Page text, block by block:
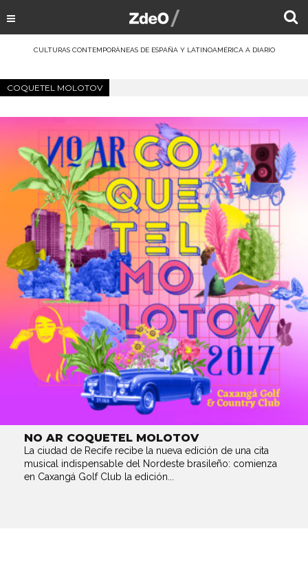
CULTURAS CONTEMPORÁNEAS DE ESPAÑA Y LATINOAMÉRICA A DIARIO
COQUETEL MOLOTOV
NO AR COQUETEL MOLOTOV
La ciudad de Recife recibe la nueva edición de una cita
musical indispensable del Nordeste brasileño: comienza
en Caxangá Golf Club la edición...